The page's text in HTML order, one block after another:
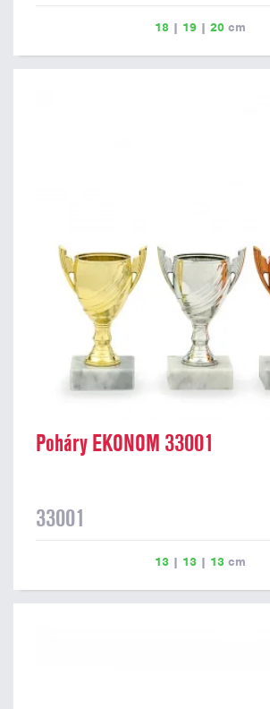
18 | 19 | 20 cm
Poháry EKONOM 33001
33001
13 | 13 | 13 cm